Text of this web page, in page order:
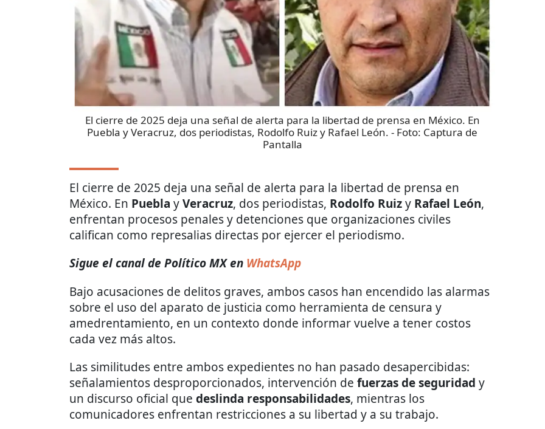
El cierre de 2025 deja una señal de alerta para la libertad de prensa en México. En
Puebla y Veracruz, dos periodistas, Rodolfo Ruiz y Rafael León. - Foto: Captura de
Pantalla
El cierre de 2025 deja una señal de alerta para la libertad de prensa en
México. En Puebla yVeracruz, dos periodistas, Rodolfo Ruizy Rafael León,
enfrentan procesos penales y detenciones que organizaciones civiles
califican como represalias directas por ejercer el periodismo.
Sigue el canal de Político MX en WhatsApp
Bajo acusaciones de delitos graves, ambos casos han encendido las alarmas
sobre el uso del aparato de justicia como herramienta de censura y
amedrentamiento, en un contexto donde informar vuelve a tener costos
cada vez más altos.
Las similitudes entre ambos expedientes no han pasado desapercibidas:
señalamientos desproporcionados, intervención de fuerzas de seguridad y
un discurso oficial que deslinda responsabilidades, mientras los
comunicadores enfrentan restricciones a su libertad y a su trabajo.